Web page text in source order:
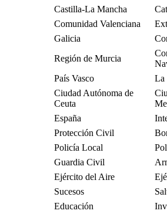
Castilla-La Mancha
Comunidad Valenciana
Galicia
Región de Murcia
País Vasco
La
Ciudad Autónoma de
Ceuta
España
Protección Civil
Policía Local
Guardia Civil
Ejército del Aire
Sucesos
Educación